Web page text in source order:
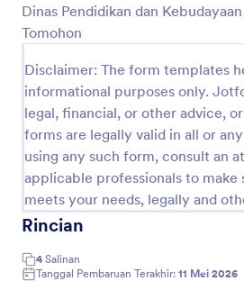
Dinas Pendidikan dan
Tomohon
Disclaimer: The form templates
informational purposes only.
legal, financial, or other advice,
forms are legally valid in all or
using any such form, consult an
applicable professionals to
meets your needs, legally and
Rincian
4 Salinan
Tanggal Pembaruan Terakhir: 11 Mei 2026
Pratinjau